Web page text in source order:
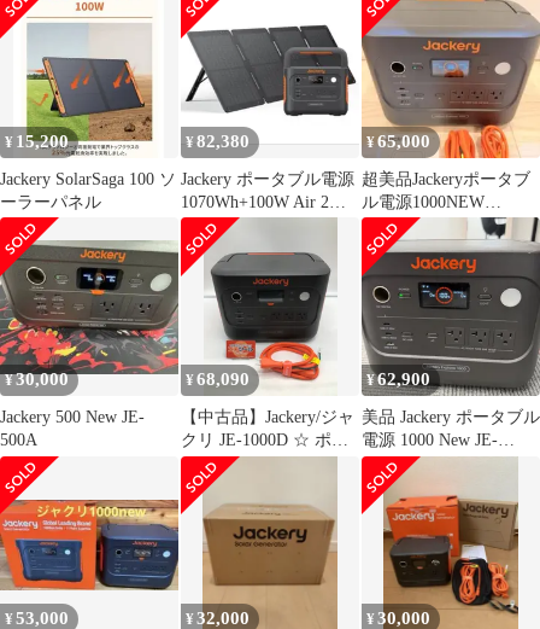
Battery Pack(JBP-1000B-
WH)
¥ 15,200
Jackery SolarSaga 100 ソ
ーラーパネル
¥82,380
Jackery ポータブル電源
1070Wh+100W Air 2点
セット
¥65,000
超美品Jackeryポータブ
ル電源1000NEW
1070Whエアコンにも使
える
¥30,000
Jackery 500 New JE-
500A
¥68,090
【中古品】Jackery/ジャ
クリ JE-1000D ☆ ポー
タブル電源 [IT_IPY8Y]
[岡岩][M05]
¥62,900
美品 Jackery ポータブル
電源 1000 New JE-
1000D 1070Wh 1500W
使用2回
¥53,000 ¥32,000 ¥30,000